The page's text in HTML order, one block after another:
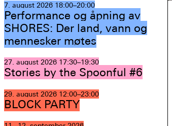
7. august 2026 18:00–20:00
Performance og åpning av
SHORES: Der land, vann og
mennesker møtes
27. august 2026 17:30–19:30
Stories by the Spoonful #6
29. august 2026 12:00–23:00
BLOCK PARTY